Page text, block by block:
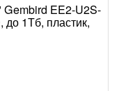
EE2-U2S-
до 1Тб, пластик,